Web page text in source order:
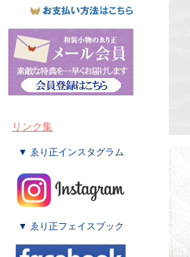
リンク集
▼ ゑり正インスタグラム
▼ ゑり正フェイスブック